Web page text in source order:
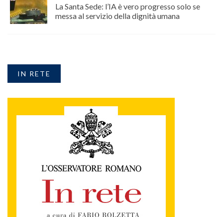
La Santa Sede: l’IA è vero progresso solo se
messa al servizio della dignità umana
IN RETE